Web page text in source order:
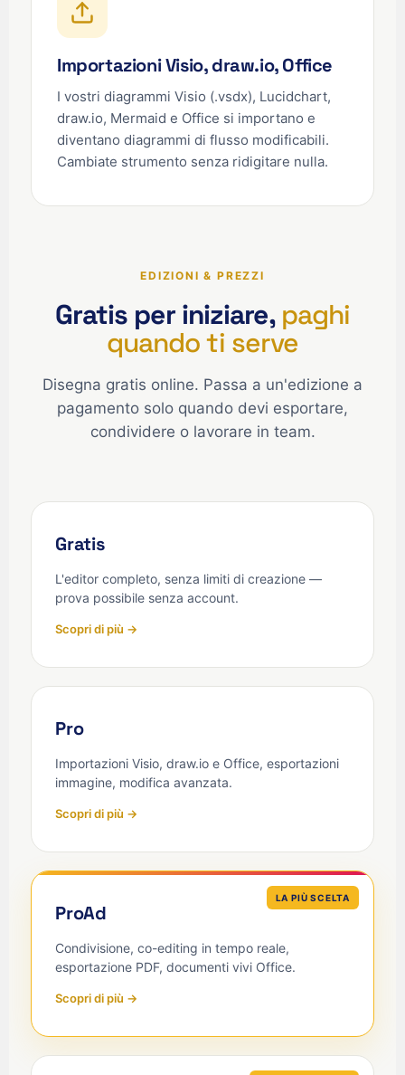
Importazioni Visio, draw.io, Office
I vostri diagrammi Visio (.vsdx), Lucidchart,
draw.io, Mermaid e Office si importano e
diventano diagrammi di flusso modificabili.
Cambiate strumento senza ridigitare nulla.
EDIZIONI & PREZZI
Gratis per iniziare, paghi
quando ti serve
Disegna gratis online. Passa a un'edizione a
pagamento solo quando devi esportare,
condividere o lavorare in team.
Gratis
L'editor completo, senza limiti di creazione —
prova possibile senza account.
Scopri di più →
Pro
Importazioni Visio, draw.io e Office, esportazioni
immagine, modifica avanzata.
Scopri di più →
LA PIÙ SCELTA
ProAd
Condivisione, co-editing in tempo reale,
esportazione PDF, documenti vivi Office.
Scopri di più →